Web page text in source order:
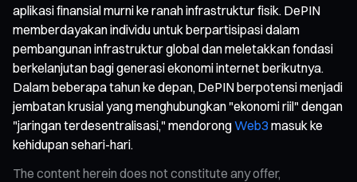
aplikasi finansial murni ke ranah infrastruktur fisik. DePIN
memberdayakan individu untuk berpartisipasi dalam
pembangunan infrastruktur global dan meletakkan fondasi
berkelanjutan bagi generasi ekonomi internet berikutnya.
Dalam beberapa tahun ke depan, DePIN berpotensi menjadi
jembatan krusial yang menghubungkan "ekonomi riil" dengan
"jaringan terdesentralisasi," mendorongWeb3 masuk ke
kehidupan sehari-hari.
The content herein does not constitute any offer,